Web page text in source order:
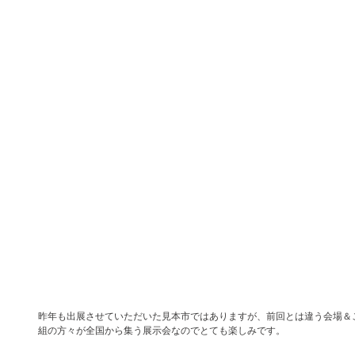
昨年も出展させていただいた見本市ではありますが、前回とは違う会場
組の方々が全国から集う展示会なのでとても楽しみです。